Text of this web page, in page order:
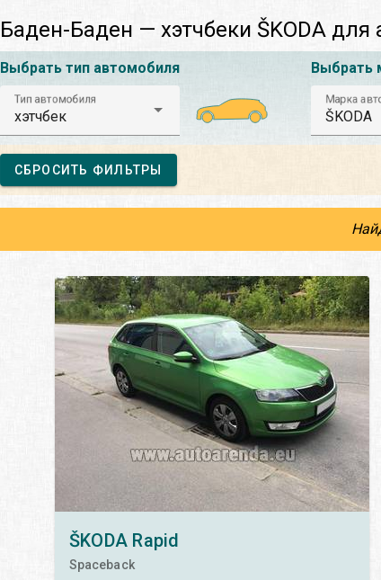
Баден-Баден — хэтчбеки ŠKODA для
Выбрать тип автомобиля
Тип автомобиля
хэтчбек
Выбрать
Марка
ŠKODA
СБРОСИТЬ ФИЛЬТРЫ
ŠKODA Rapid
Spaceback